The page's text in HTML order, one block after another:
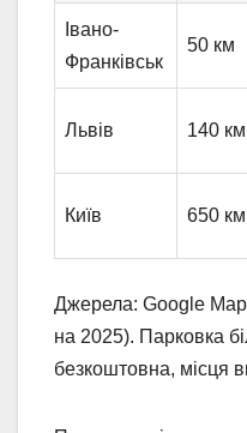
Івано-
Франківськ
50 км
Львів 140 км
Київ 650 км
Джерела: Google
на 2025). Парковка
безкоштовна, місця